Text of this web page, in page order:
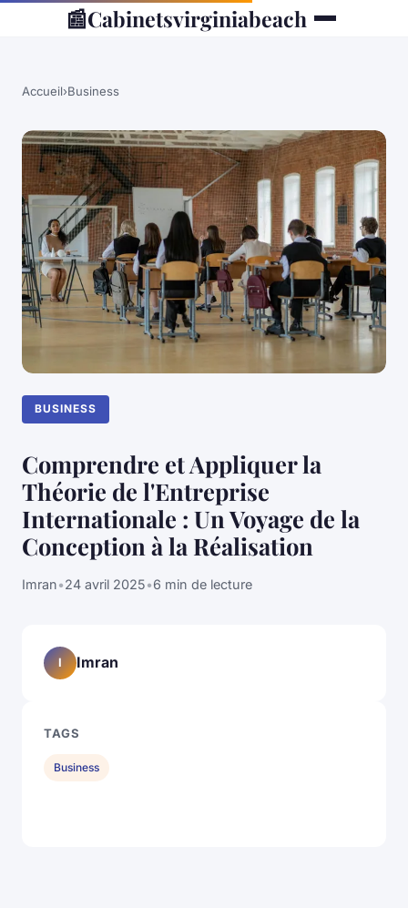
📰Cabinetsvirginiabeach
Accueil›Business
BUSINESS
Comprendre et Appliquer la
Théorie de l'Entreprise
Internationale : Un Voyage de la
Conception à la Réalisation
Imran•24 avril 2025•6 min de lecture
I Imran
TAGS
Business